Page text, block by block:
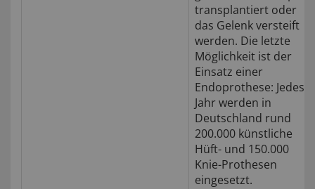
transplantiert oder
das Gelenk versteift
werden. Die letzte
Möglichkeit ist der
Einsatz einer
Endoprothese: Jedes
Jahr werden in
Deutschland rund
200.000 künstliche
Hüft- und 150.000
Knie-Prothesen
eingesetzt.